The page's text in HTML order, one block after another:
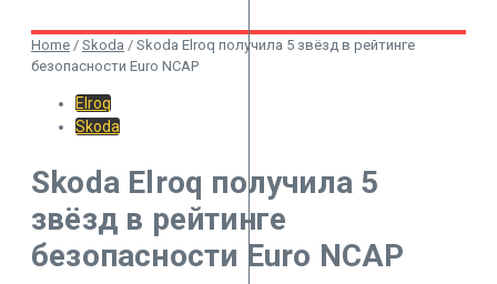
Home / Skoda / Skoda Elroq получила 5 звёзд в рейтинге
безопасности Euro NCAP
Elroq
Skoda
Skoda Elroq получила 5
звёзд в рейтинге
безопасности Euro NCAP